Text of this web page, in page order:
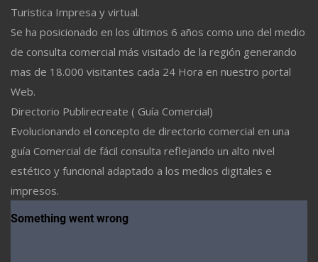
Turistica Impresa y virtual.
Se ha posicionado en los últimos 6 años como uno del medio
de consulta comercial más visitado de la región generando
mas de 18.000 visitantes cada 24 Hora en nuestro portal
Web.
Directorio Publirecreate ( Guía Comercial)
Evolucionando el concepto de directorio comercial en una
guía Comercial de fácil consulta reflejando un alto nivel
estético y funcional adaptado a los medios digitales e
impresos.